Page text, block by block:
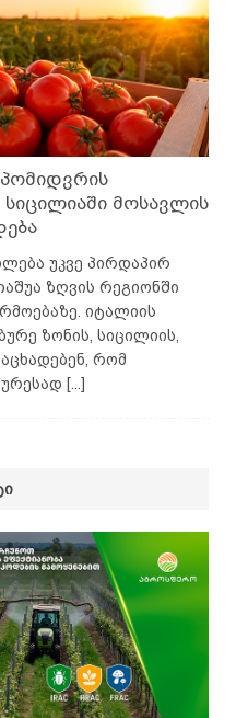
მოსავლის
უკვე პირდაპირ
ზღვის რეგიონში
იტალიის
ზონის, სიცილიის,
რომ
[...]